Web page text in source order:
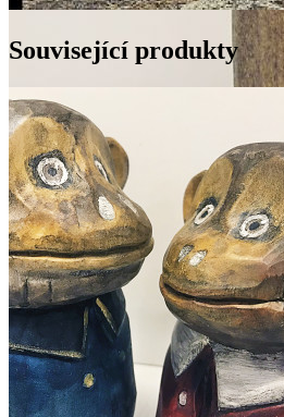
Související produkty